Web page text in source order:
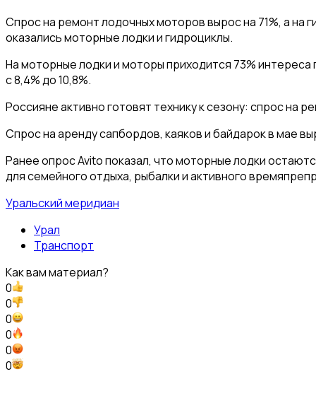
Спрос на ремонт лодочных моторов вырос на 71%, а на
оказались моторные лодки и гидроциклы.
На моторные лодки и моторы приходится 73%
с 8,4% до 10,8%.
Россияне активно готовят технику к сезону: спрос на
Спрос на аренду сапбордов, каяков и байдарок в мае
Ранее опрос Avito показал, что моторные лодки
для семейного отдыха, рыбалки и активного
Уральский меридиан
Урал
Транспорт
Как вам материал?
0
0
0
0
0
0